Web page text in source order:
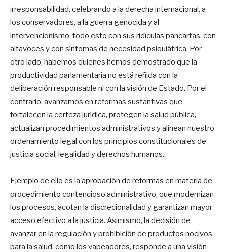
irresponsabilidad, celebrando a la derecha internacional, a
los conservadores, a la guerra genocida y al
intervencionismo, todo esto con sus ridículas pancartas, con
altavoces y con síntomas de necesidad psiquiátrica. Por
otro lado, habemos quienes hemos demostrado que la
productividad parlamentaria no está reñida con la
deliberación responsable ni con la visión de Estado. Por el
contrario, avanzamos en reformas sustantivas que
fortalecen la certeza jurídica, protegen la salud pública,
actualizan procedimientos administrativos y alinean nuestro
ordenamiento legal con los principios constitucionales de
justicia social, legalidad y derechos humanos.
Ejemplo de ello es la aprobación de reformas en materia de
procedimiento contencioso administrativo, que modernizan
los procesos, acotan la discrecionalidad y garantizan mayor
acceso efectivo a la justicia. Asimismo, la decisión de
avanzar en la regulación y prohibición de productos nocivos
para la salud, como los vapeadores, responde a una visión